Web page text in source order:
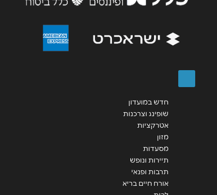
הודעה
חדש במועדון
שופינג וצרכנות
אטרקציות
מזון
מסעדות
תיירות ונופש
תרבות ופנאי
אורח חיים בריא